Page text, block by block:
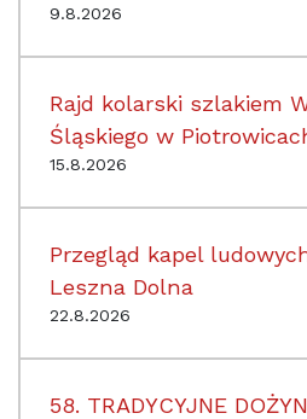
9.8.2026
Rajd kolarski szlakiem
Śląskiego w
15.8.2026
Przegląd kapel
Leszna Dolna
22.8.2026
58. TRADYCYJNE